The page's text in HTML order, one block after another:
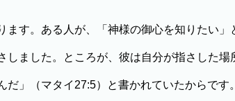
す。ある人が、「神様の御心を知りたい」
しました。ところが、彼は自分が指さした
」（マタイ27:5）と書かれていたからです